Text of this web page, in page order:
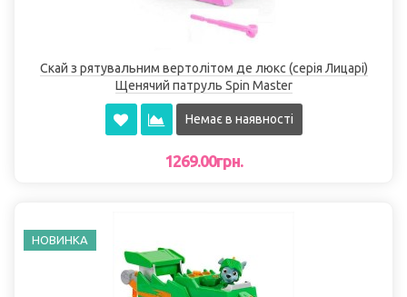
Скай з рятувальним вертолітом де люкс (серія Лицарі)
Щенячий патруль Spin Master
Немає в наявності
1269.00грн.
НОВИНКА